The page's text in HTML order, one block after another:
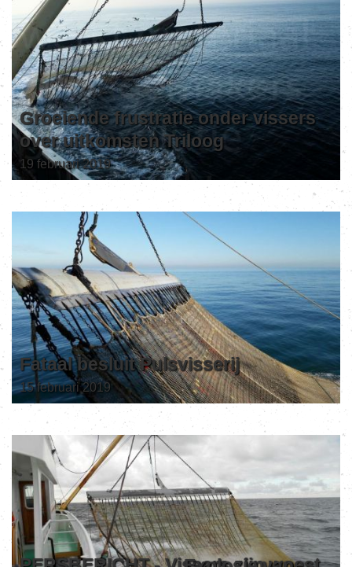
Groeiende frustratie onder vissers
over uitkomsten Triloog
19 februari 2019
Fataal besluit Pulsvisserij
15 februari 2019